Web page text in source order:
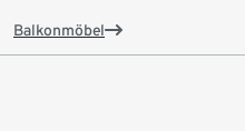
Balkonmöbel